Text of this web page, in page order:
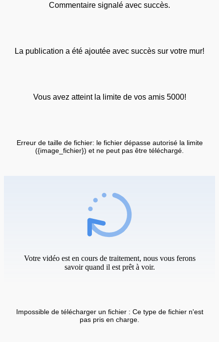
Commentaire signalé avec succès.
La publication a été ajoutée avec succès sur votre mur!
Vous avez atteint la limite de vos amis 5000!
Erreur de taille de fichier: le fichier dépasse autorisé la limite
({image_fichier}) et ne peut pas être téléchargé.
Votre vidéo est en cours de traitement, nous vous ferons
savoir quand il est prêt à voir.
Impossible de télécharger un fichier : Ce type de fichier n'est
pas pris en charge.